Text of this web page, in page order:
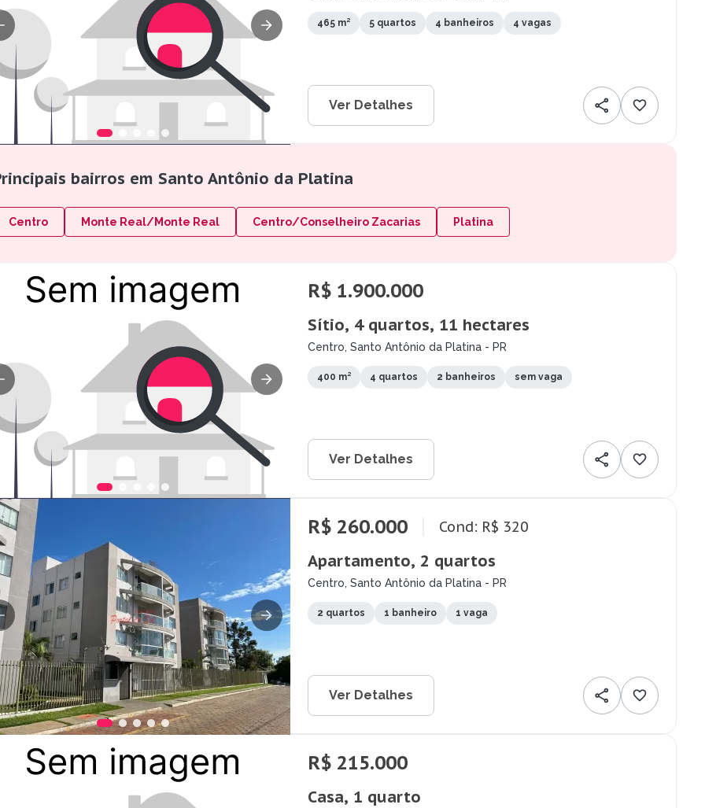
465 m² 5 quartos 4 banheiros 4 vagas
Ver Detalhes
bairros em Santo Antônio da Platina
Centro Monte Real/Monte Real Centro/Conselheiro Zacarias Platina
R$ 1.900.000
Sítio, 4 quartos, 11 hectares
Centro, Santo Antônio da Platina - PR
400 m² 4 quartos 2 banheiros sem vaga
Ver Detalhes
R$ 260.000 Cond: R$ 320
Apartamento, 2 quartos
Centro, Santo Antônio da Platina - PR
2 quartos 1 banheiro 1 vaga
Ver Detalhes
R$ 215.000
Casa, 1 quarto